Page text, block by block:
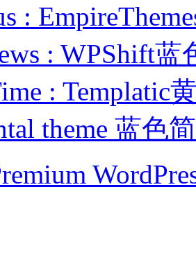
:
: WPShift
: Templatic
theme 蓝色